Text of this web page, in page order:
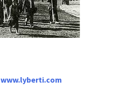
www.lyberti.com